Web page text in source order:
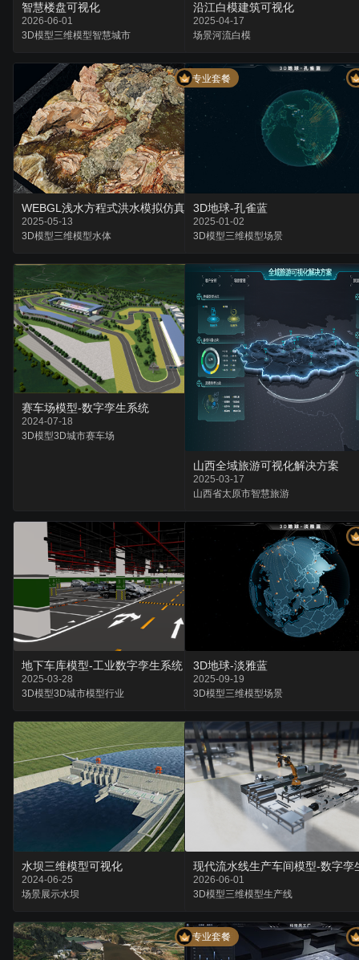
智慧楼盘可视化
2026-06-01
3D模型三维模型智慧城市
沿江白模建筑可视化
2025-04-17
场景河流白模
专业套餐
WEBGL浅水方程式洪水模拟仿真
2025-05-13
3D模型三维模型水体
3D地球-孔雀蓝
2025-01-02
3D模型三维模型场景
赛车场模型-数字孪生系统
2024-07-18
3D模型3D城市赛车场
山西全域旅游可视化解决方案
2025-03-17
山西省太原市智慧旅游
地下车库模型-工业数字孪生系统
2025-03-28
3D模型3D城市模型行业
3D地球-淡雅蓝
2025-09-19
3D模型三维模型场景
水坝三维模型可视化
2024-06-25
场景展示水坝
现代流水线生产车间模型-数字孪
2026-06-01
3D模型三维模型生产线
专业套餐